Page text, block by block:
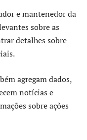
e mantenedor da
sobre as
detalhes sobre
agregam dados,
notícias e
sobre ações